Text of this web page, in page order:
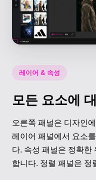
레이어 & 속성
모든 요소에
오른쪽 패널은 디자인
레이어 패널에서 요소
다. 속성 패널은 정확한
합니다. 정렬 패널은 정